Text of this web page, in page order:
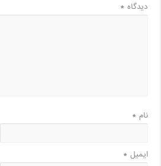
دیدگاه*
نام*
ایمیل*